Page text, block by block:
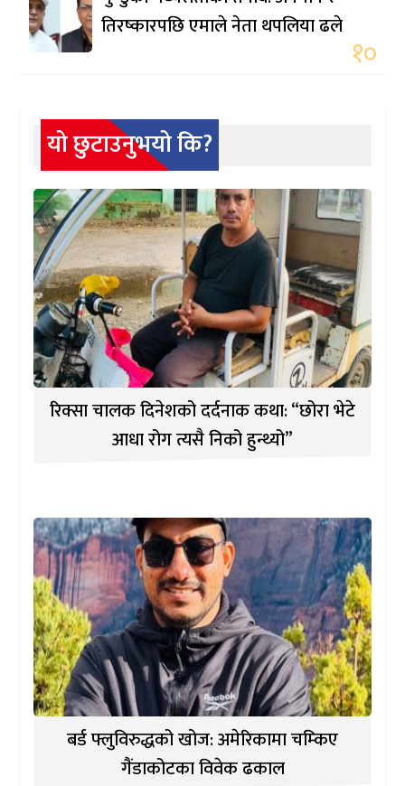
तिरष्कारपछि एमाले नेता थपलिया ढले
१०
यो छुटाउनुभयो कि?
रिक्सा चालक दिनेशको दर्दनाक कथा: “छोरा भेटे
आधा रोग त्यसै निको हुन्थ्यो”
बर्ड फ्लुविरुद्धको खोज: अमेरिकामा चम्किए
गैंडाकोटका विवेक ढकाल